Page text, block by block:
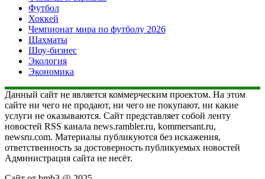
Футбол
Хоккей
Чемпионат мира по футболу 2026
Шахматы
Шоу-бизнес
Экология
Экономика
Данный сайт не является коммерческим проектом. На этом
сайте ни чего не продают, ни чего не покупают, ни какие
услуги не оказываются. Сайт представляет собой ленту
новостей RSS канала news.rambler.ru, kommersant.ru,
newsru.com. Материалы публикуются без искажения,
ответственность за достоверность публикуемых новостей
Администрация сайта не несёт.